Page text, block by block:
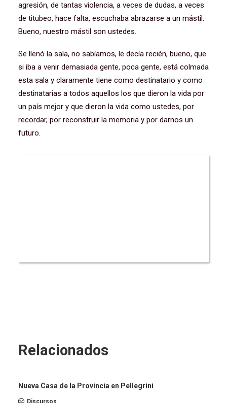
agresión, de tantas violencia, a veces de dudas, a veces
de titubeo, hace falta, escuchaba abrazarse a un mástil.
Bueno, nuestro mástil son ustedes.
Se llenó la sala, no sabíamos, le decía recién, bueno, que
si iba a venir demasiada gente, poca gente, está colmada
esta sala y claramente tiene como destinatario y como
destinatarias a todos aquellos los que dieron la vida por
un país mejor y que dieron la vida como ustedes, por
recordar, por reconstruir la memoria y por darnos un
futuro.
Relacionados
Nueva Casa de la Provincia en Pellegrini
Discursos